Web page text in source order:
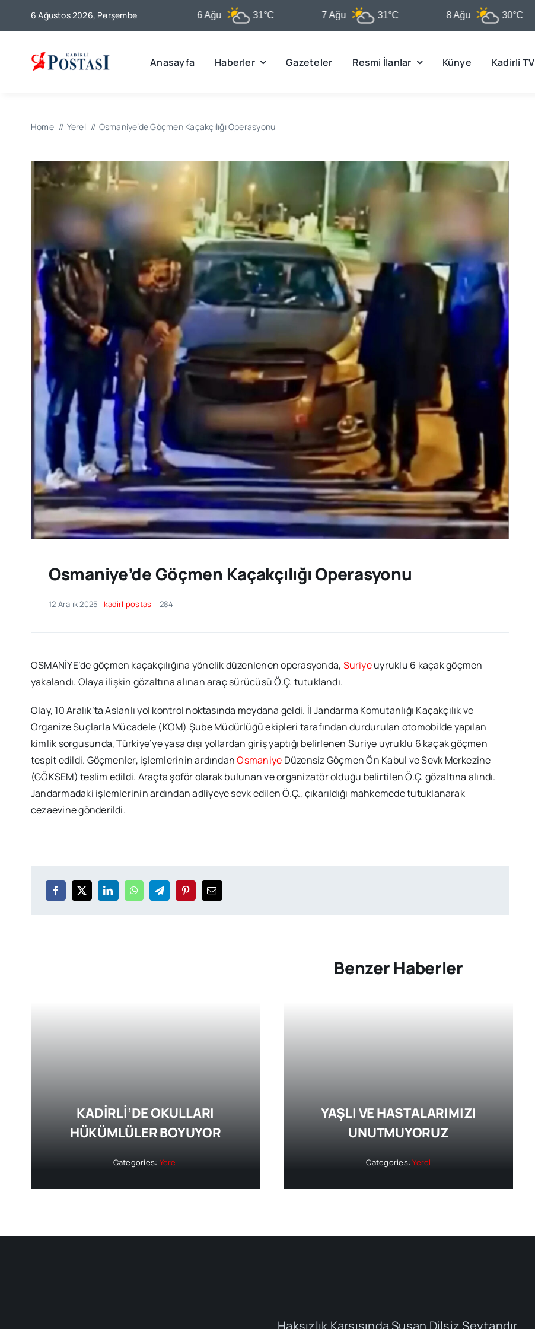
6 Ağustos 2026, Perşembe
Kadirli 31°C 31°C 30°C
Anasayfa Haberler Gazeteler Resmi İlanlar Künye Kadirli TV
Home Yerel Osmaniye’de Göçmen Kaçakçılığı Operasyonu
Osmaniye’de Göçmen Kaçakçılığı Operasyonu
12 Aralık 2025 kadirlipostasi 284
OSMANİYE’de göçmen kaçakçılığına yönelik düzenlenen operasyonda, Suriyeuyruklu 6 kaçak göçmen
yakalandı. Olaya ilişkin gözaltına alınan araç sürücüsü Ö.Ç. tutuklandı.
Olay, 10 Aralık’ta Aslanlı yol kontrol noktasında meydana geldi. İl Jandarma Komutanlığı Kaçakçılık ve
Organize Suçlarla Mücadele (KOM) Şube Müdürlüğü ekipleri tarafından durdurulan otomobilde yapılan
kimlik sorgusunda, Türkiye’ye yasa dışı yollardan giriş yaptığı belirlenen Suriye uyruklu 6 kaçak göçmen
tespit edildi. Göçmenler, işlemlerinin ardındanOsmaniye Düzensiz Göçmen Ön Kabul ve Sevk Merkezine
(GÖKSEM) teslim edildi. Araçta şoför olarak bulunan ve organizatör olduğu belirtilen Ö.Ç. gözaltına alındı.
Jandarmadaki işlemlerinin ardından adliyeye sevk edilen Ö.Ç., çıkarıldığı mahkemede tutuklanarak
cezaevine gönderildi.
Benzer Haberler
KADİRLİ’DE OKULLARI
HÜKÜMLÜLER BOYUYOR
Categories: Yerel
YAŞLI VE HASTALARIMIZI
UNUTMUYORUZ
Categories:Yerel
Haksızlık Karşısında Susan Dilsiz Şeytandır.